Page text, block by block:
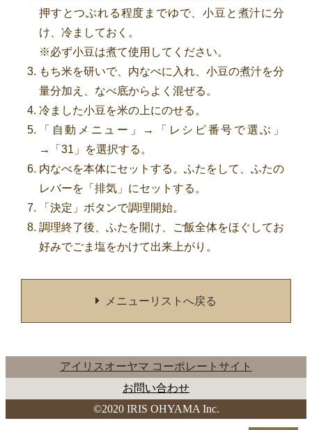
押すとつぶれる程度までゆで、小豆と煮汁に分
け、冷ましておく。
※必ず小豆は煮て使用してください。
もち米を研いで、内なべに入れ、小豆の煮汁を分
量分加え、なべ底からよく混ぜる。
冷ました小豆を米の上にのせる。
「自動メニュー」→「レシピ番号で選ぶ」
→「31」を選択する。
内なべを本体にセットする。ふたをして、ふたの
レバーを「排気」にセットする。
「決定」ボタンで調理開始。
調理終了後、ふたを開け、ご飯全体をほぐしてお
好みでごま塩をかけて出来上がり。
メニューリストへ戻る
アイリスオーヤマ コーポレートサイト
お問い合わせ
©2020 IRIS OHYAMA Inc.